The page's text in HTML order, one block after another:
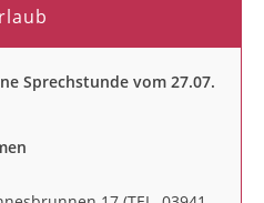
Sprechstunde vom 27.07.